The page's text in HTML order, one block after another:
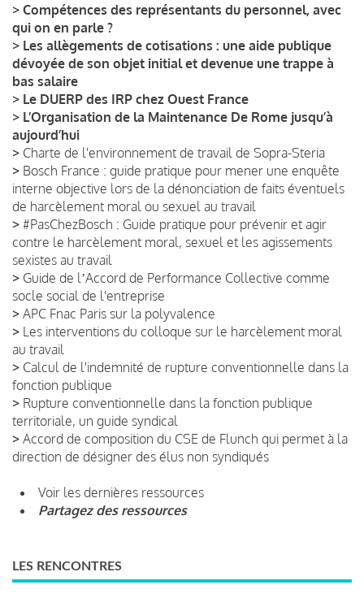
> Compétences des représentants du personnel, avec
qui on en parle ?
> Les allègements de cotisations : une aide publique
dévoyée de son objet initial et devenue une trappe à
bas salaire
> Le DUERP des IRP chez Ouest France
> L’Organisation de la Maintenance De Rome jusqu’à
aujourd’hui
> Charte de l'environnement de travail de Sopra-Steria
> Bosch France : guide pratique pour mener une enquête
interne objective lors de la dénonciation de faits éventuels
de harcèlement moral ou sexuel au travail
> #PasChezBosch : Guide pratique pour prévenir et agir
contre le harcèlement moral, sexuel et les agissements
sexistes au travail
> Guide de lʼAccord de Performance Collective comme
socle social de l'entreprise
> APC Fnac Paris sur la polyvalence
> Les interventions du colloque sur le harcèlement moral
au travail
> Calcul de l'indemnité de rupture conventionnelle dans la
fonction publique
> Rupture conventionnelle dans la fonction publique
territoriale, un guide syndical
> Accord de composition du CSE de Flunch qui permet à la
direction de désigner des élus non syndiqués
Voir les dernières ressources
Partagez des ressources
LES RENCONTRES